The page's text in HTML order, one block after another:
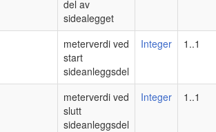
del av
sidealegget
meterverdi ved
start
sideanleggsdel
Integer 1..1
meterverdi ved
slutt
sideanleggsdel
Integer 1..1